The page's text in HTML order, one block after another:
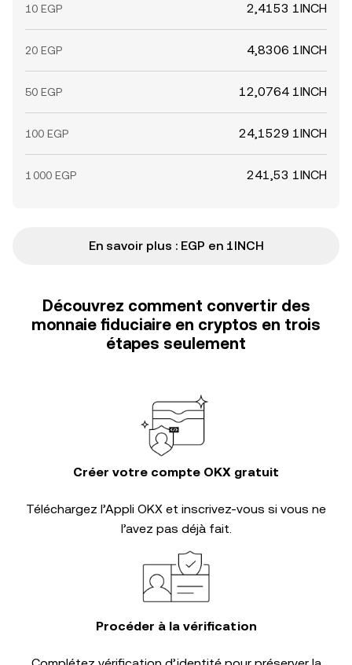
10 EGP 2,4153 1INCH
20 EGP 4,8306 1INCH
50 EGP 12,0764 1INCH
100 EGP 24,1529 1INCH
1 000 EGP 241,53 1INCH
En savoir plus : EGP en 1INCH
Découvrez comment convertir des
monnaie fiduciaire en cryptos en trois
étapes seulement
Créer votre compte OKX gratuit
Téléchargez l’Appli OKX et inscrivez-vous si vous ne
l’avez pas déjà fait.
Procéder à la vérification